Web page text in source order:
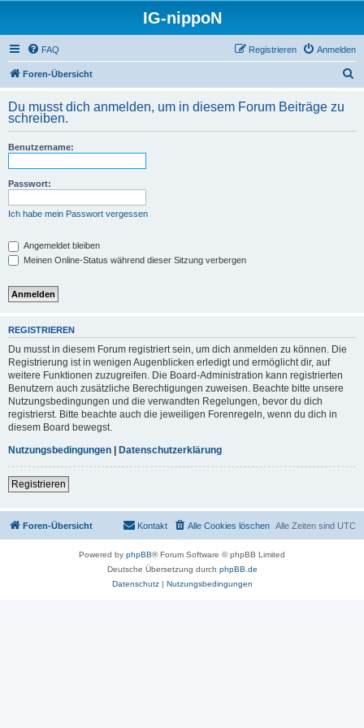
IG-nippoN
FAQ Anmelden
Registrieren
Foren-Übersicht
h
Du musst dich anmelden, um in diesem Forum Beiträge zu
schreiben.
Benutzername:
Passwort:
Ich habe mein Passwort vergessen
Angemeldet bleiben
Meinen Online-Status während dieser Sitzung verbergen
REGISTRIEREN
Du musst in diesem Forum registriert sein, um dich anmelden zu können. Die
Registrierung ist in wenigen Augenblicken erledigt und ermöglicht dir, auf
weitere Funktionen zuzugreifen. Die Board-Administration kann registrierten
Benutzern auch zusätzliche Berechtigungen zuweisen. Beachte bitte unsere
Nutzungsbedingungen und die verwandten Regelungen, bevor du dich
registrierst. Bitte beachte auch die jeweiligen Forenregeln, wenn du dich in
diesem Board bewegst.
Nutzungsbedingungen | Datenschutzerklärung
Registrieren
Foren-Übersicht Alle Zeiten sind UTC
Alle Cookies löschen
Kontakt
Powered by phpBB® Forum Software © phpBB Limited
Deutsche Übersetzung durch phpBB.de
Datenschutz| Nutzungsbedingungen